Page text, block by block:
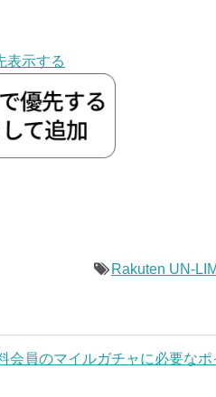
表示する
Rakuten UN-
会員のマイルガチャに必要な